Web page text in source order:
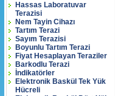
Hassas Laboratuvar
Terazisi
Nem Tayin Cihazı
Tartım Terazi
Sayım Terazisi
Boyunlu Tartım Terazi
Fiyat Hesaplayan Teraziler
Barkodlu Terazi
İndikatörler
Elektronik Baskül Tek Yük
Hücreli